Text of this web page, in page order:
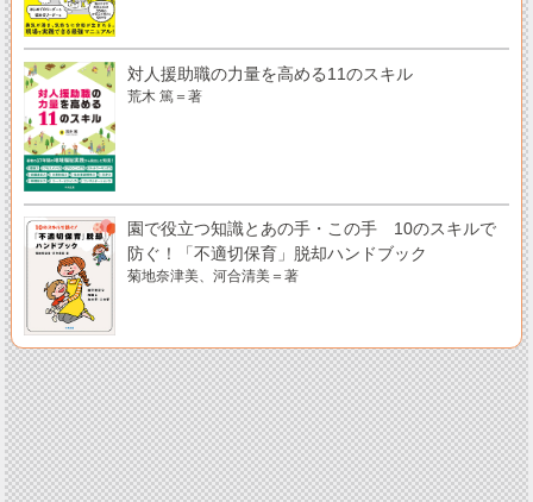
対人援助職の力量を高める11のスキル
荒木 篤＝著
園で役立つ知識とあの手・この手 10のスキルで
防ぐ！「不適切保育」脱却ハンドブック
菊地奈津美、河合清美＝著